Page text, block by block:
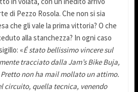
di Pezzo Rosola. Che non si sia
che gli vale la prima vittoria? O che
alla stanchezza? In ogni caso
«É stato bellissimo vincere sul
tracciato dalla Jam’s Bike Buja,
Pretto non ha mail mollato un attimo.
circuito, quella tecnica, venendo